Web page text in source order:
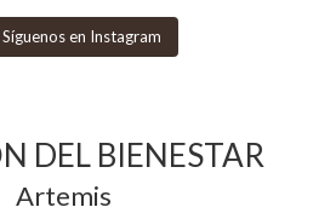
Síguenos en Instagram
DEL BIENESTAR
Artemis